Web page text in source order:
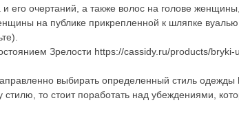
его очертаний, а также волос на голове
на публике прикрепленной к шляпке
Зрелости https://cassidy.ru/products/
выбирать определенный стиль
то стоит поработать над убеждениями,